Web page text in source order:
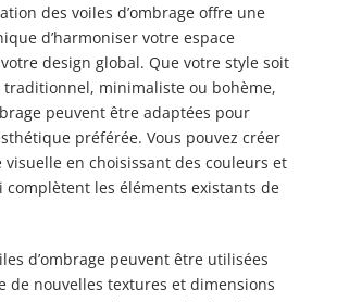
des voiles d’ombrage offre une
d’harmoniser votre espace
design global. Que votre style soit
minimaliste ou bohème,
peuvent être adaptées pour
préférée. Vous pouvez créer
visuelle en choisissant des couleurs et
complètent les éléments existants de
d’ombrage peuvent être utilisées
de nouvelles textures et dimensions